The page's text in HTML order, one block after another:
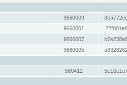
9660009
9660001
9660007
9660005
580412